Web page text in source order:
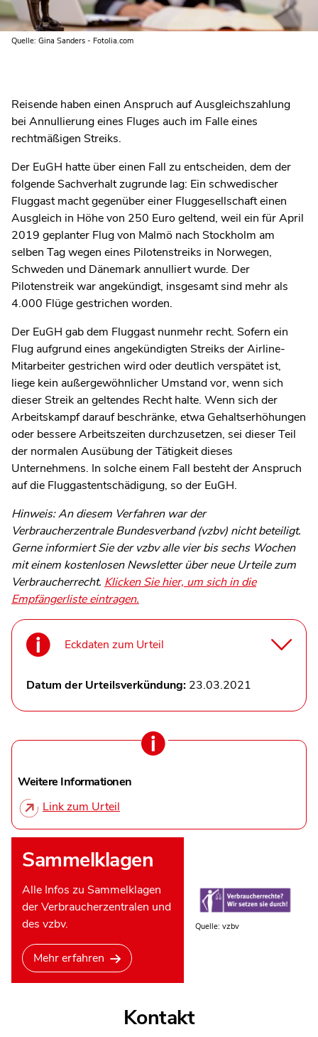
Quelle: Gina Sanders - Fotolia.com
Reisende haben einen Anspruch auf Ausgleichszahlung
bei Annullierung eines Fluges auch im Falle eines
rechtmäßigen Streiks.
Der EuGH hatte über einen Fall zu entscheiden, dem der
folgende Sachverhalt zugrunde lag: Ein schwedischer
Fluggast macht gegenüber einer Fluggesellschaft einen
Ausgleich in Höhe von 250 Euro geltend, weil ein für April
2019 geplanter Flug von Malmö nach Stockholm am
selben Tag wegen eines Pilotenstreiks in Norwegen,
Schweden und Dänemark annulliert wurde. Der
Pilotenstreik war angekündigt, insgesamt sind mehr als
4.000 Flüge gestrichen worden.
Der EuGH gab dem Fluggast nunmehr recht. Sofern ein
Flug aufgrund eines angekündigten Streiks der Airline-
Mitarbeiter gestrichen wird oder deutlich verspätet ist,
liege kein außergewöhnlicher Umstand vor, wenn sich
dieser Streik an geltendes Recht halte. Wenn sich der
Arbeitskampf darauf beschränke, etwa Gehaltserhöhungen
oder bessere Arbeitszeiten durchzusetzen, sei dieser Teil
der normalen Ausübung der Tätigkeit dieses
Unternehmens. In solche einem Fall besteht der Anspruch
auf die Fluggastentschädigung, so der EuGH.
Hinweis: An diesem Verfahren war der
Verbraucherzentrale Bundesverband (vzbv) nicht beteiligt.
Gerne informiert Sie der vzbv alle vier bis sechs Wochen
mit einem kostenlosen Newsletter über neue Urteile zum
Verbraucherrecht. Klicken Sie hier, um sich in die
Empfängerliste eintragen.
Eckdaten zum Urteil
Datum der Urteilsverkündung: 23.03.2021
Weitere Informationen
Link zum Urteil
Sammelklagen
Alle Infos zu Sammelklagen
der Verbraucherzentralen und
des vzbv.
Mehr erfahren
Quelle: vzbv
Kontakt